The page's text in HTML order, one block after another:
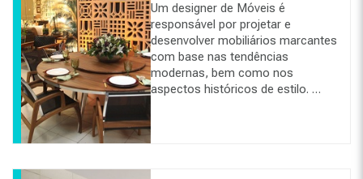
Um designer de Móveis é
responsável por projetar e
desenvolver mobiliários marcantes
com base nas tendências
modernas, bem como nos
aspectos históricos de estilo. …